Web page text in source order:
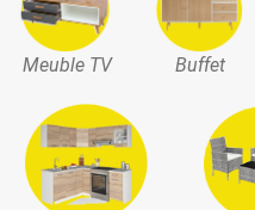
Meuble TV Buffet